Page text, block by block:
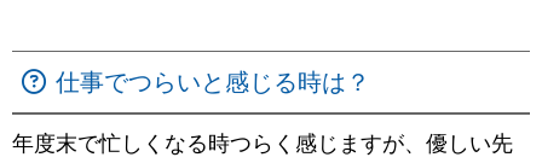
仕事でつらいと感じる時は？
年度末で忙しくなる時つらく感じますが、優しい先